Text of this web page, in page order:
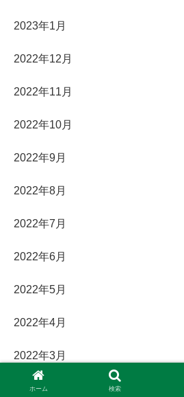
2023年1月
2022年12月
2022年11月
2022年10月
2022年9月
2022年8月
2022年7月
2022年6月
2022年5月
2022年4月
2022年3月
2022年2月
ホーム 検索